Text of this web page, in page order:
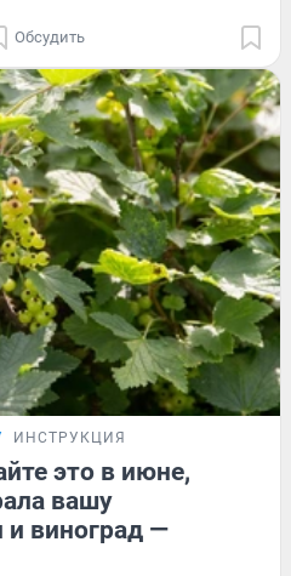
Обсудить
ИНСТРУКЦИЯ
это в июне,
вашу
и виноград —